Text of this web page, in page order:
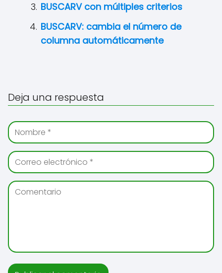
BUSCARV con múltiples criterios
BUSCARV: cambia el número de
columna automáticamente
Deja una respuesta